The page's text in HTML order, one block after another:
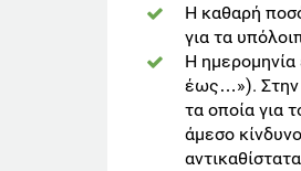
Η καθαρή
για τα
Η ημερομηνία
έως…»). Στην
τα οποία για
άμεσο